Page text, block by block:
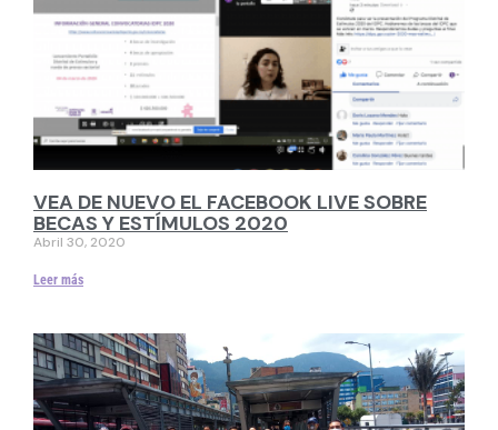
VEA DE NUEVO EL FACEBOOK LIVE SOBRE
BECAS Y ESTÍMULOS 2020
Abril 30, 2020
Leer más